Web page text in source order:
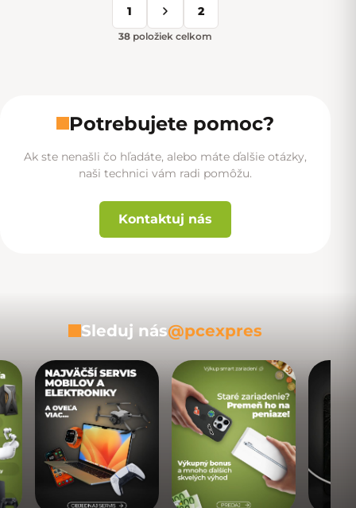
Ovládacie prvky výpisu
1 2
38 položiek celkom
Potrebujete pomoc?
Ak ste nenašli čo hľadáte, alebo máte ďalšie otázky,
naši technici vám radi pomôžu.
Kontaktuj nás
Sleduj nás@pcexpres